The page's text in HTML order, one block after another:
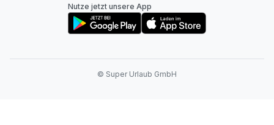
Nutze jetzt unsere App
© Super Urlaub GmbH